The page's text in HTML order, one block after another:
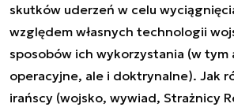
skutków uderzeń w celu
względem własnych technologii
sposobów ich wykorzystania (w tym
operacyjne, ale i doktrynalne). Jak
irańscy (wojsko, wywiad, Strażnicy